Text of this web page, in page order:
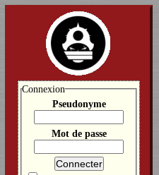
Connexion
Pseudonyme
Mot de passe